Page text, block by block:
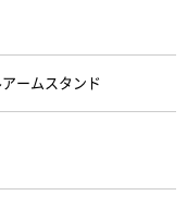
ームスタンド